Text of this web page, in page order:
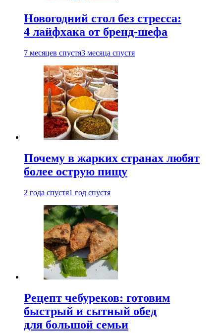
Новогодний стол без стресса:
4 лайфхака от бренд-шефа
7 месяцев спустя3 месяца спустя
Почему в жарких странах любят
более острую пищу
2 года спустя1 год спустя
Рецепт чебуреков: готовим
быстрый и сытный обед
для большой семьи